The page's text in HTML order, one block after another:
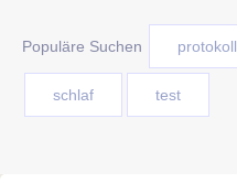
Populäre Suchen protokoll
schlaf test